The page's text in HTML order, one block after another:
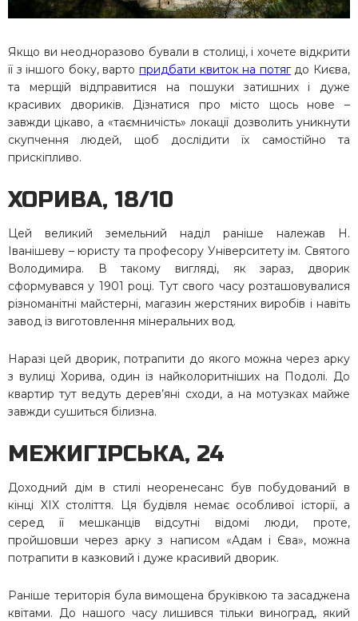
Якщо ви неодноразово бували в столиці, і хочете відкрити
її з іншого боку, варто придбати квиток на потягдо Києва,
та мерщій відправитися на пошуки затишних і дуже
красивих двориків. Дізнатися про місто щось нове –
завжди цікаво, а «таємничість» локації дозволить уникнути
скупчення людей, щоб дослідити їх самостійно та
прискіпливо.
ХОРИВА, 18/10
Цей великий земельний наділ раніше належав Н.
Іванішеву – юристу та професору Університету ім. Святого
Володимира. В такому вигляді, як зараз, дворик
сформувався у 1901 році. Тут свого часу розташовувалися
різноманітні майстерні, магазин жерстяних виробів і навіть
завод із виготовлення мінеральних вод.
Наразі цей дворик, потрапити до якого можна через арку
з вулиці Хорива, один із найколоритніших на Подолі. До
квартир тут ведуть дерев’яні сходи, а на мотузках майже
завжди сушиться білизна.
МЕЖИГІРСЬКА, 24
Доходний дім в стилі неоренесанс був побудований в
кінці XIX століття. Ця будівля немає особливої історії, а
серед її мешканців відсутні відомі люди, проте,
пройшовши через арку з написом «Адам і Єва», можна
потрапити в казковий і дуже красивий дворик.
Раніше територія була вимощена бруківкою та засаджена
квітами. До нашого часу лишився тільки виноград, який